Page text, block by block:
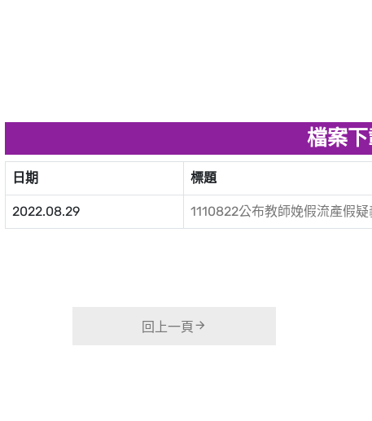
檔案
日期 標題
2022.08.29 1110822公布教師娩假流產假
回上一頁